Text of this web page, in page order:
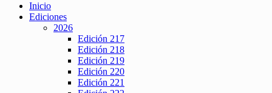
Inicio
Ediciones
2026
Edición 217
Edición 218
Edición 219
Edición 220
Edición 221